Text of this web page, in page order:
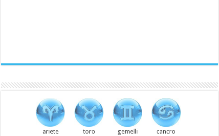
ariete toro gemelli cancro